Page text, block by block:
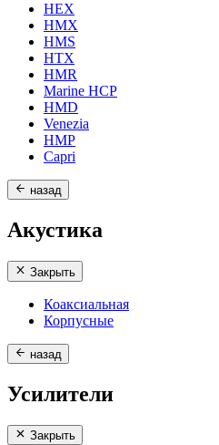
HEX
HMX
HMS
HTX
HMR
Marine HCP
HMD
Venezia
HMP
Capri
назад
Акустика
Закрыть
Коаксиальная
Корпусные
назад
Усилители
Закрыть